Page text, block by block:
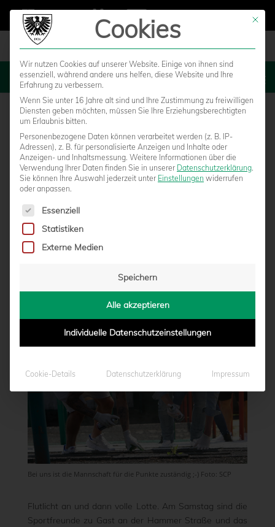
MENU
FANINFOS ZUM FLUTLICHT-HEIMSPIEL
vonMarcel Weskamp|24.08.2021 - 17:20
Bei uns ist die Mannschaft für die Punkte zuständig ;-) Foto: SCP
Flutlicht an und dann volle Lotte. Am Samstag sind die
Sportfreunde zu Gast an der Hammer Straße und das
Mit
Cookies
Wir nutzen Cookies auf unserer Website. Einige von ihnen sind
essenziell, während andere uns helfen, diese Website und Ihre
Erfahrung zu verbessern.
Wenn Sie unter 16 Jahre alt sind und Ihre Zustimmung zu freiwilligen
Diensten geben möchten, müssen Sie Ihre Erziehungsberechtigten
um Erlaubnis bitten.
Personenbezogene Daten können verarbeitet werden (z. B. IP-
Adressen), z. B. für personalisierte Anzeigen und Inhalte oder
Anzeigen- und Inhaltsmessung. Weitere Informationen über die
Verwendung Ihrer Daten finden Sie in unserer Datenschutzerklärung.
Sie können Ihre Auswahl jederzeit unter Einstellungen widerrufen
oder anpassen.
Es folgt eine Liste der Service-Gruppen, für die eine
Essenziell
Statistiken
Externe Medien
Speichern
Alle akzeptieren
Individuelle Datenschutzeinstellungen
Cookie-Details Datenschutzerklärung Impressum